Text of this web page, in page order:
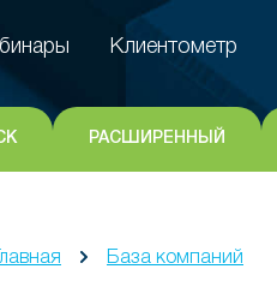
Клиентометр
Клиентометр
РАСШИРЕННЫЙ
База компаний